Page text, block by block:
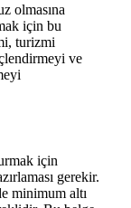
olmasına
için bu
turizmi
ve
için
gerekir.
minimum altı